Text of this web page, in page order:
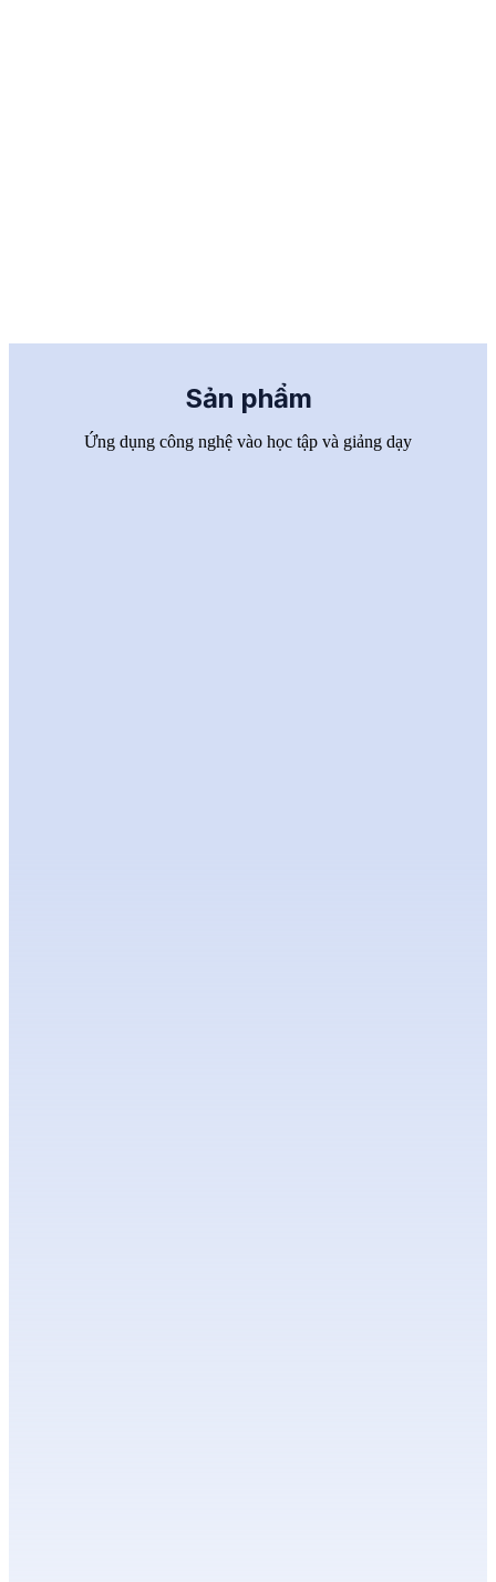
Sản phẩm
Ứng dụng công nghệ vào học tập và giảng dạy